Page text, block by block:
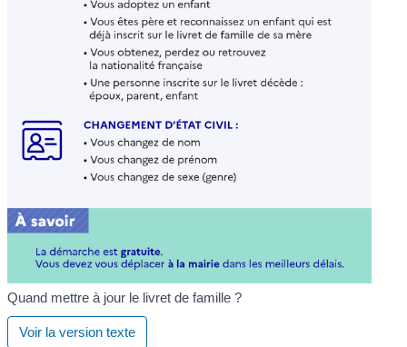
Quand mettre à jour le livret de famille ?
Voir la version texte